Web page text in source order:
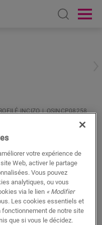
Open
INCIZO QSINCP08258
votre expérience de
Web, activer le partage
Vous pouvez
analytiques, ou vous
via le lien « Modifier
Les cookies essentiels et
de notre site
que si vous le décidez.